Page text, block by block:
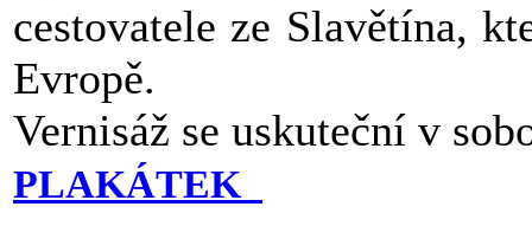
cestovatele ze Slavětína,
Evropě.
Vernisáž se uskuteční v
PLAKÁTEK